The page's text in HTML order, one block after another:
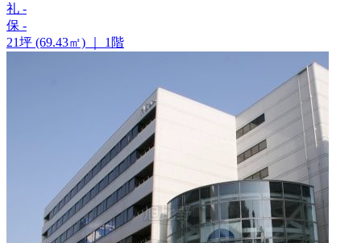
礼 -
保 -
21坪 (69.43㎡)
1階